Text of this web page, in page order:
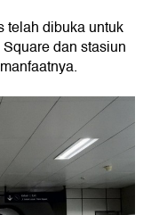
telah dibuka untuk
dan stasiun